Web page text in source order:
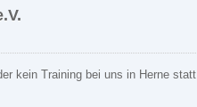
kein Training bei uns in Herne